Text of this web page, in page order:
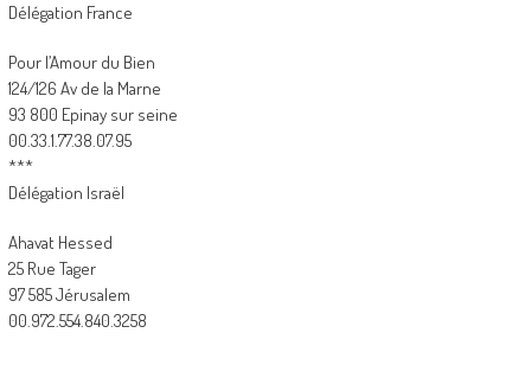
Délégation France
Pour l’Amour du Bien
124/126 Av de la Marne
93 800 Epinay sur seine
00.33.1.77.38.07.95
***
Délégation Israël
Ahavat Hessed
25 Rue Tager
97 585 Jérusalem
00.972.554.840.3258